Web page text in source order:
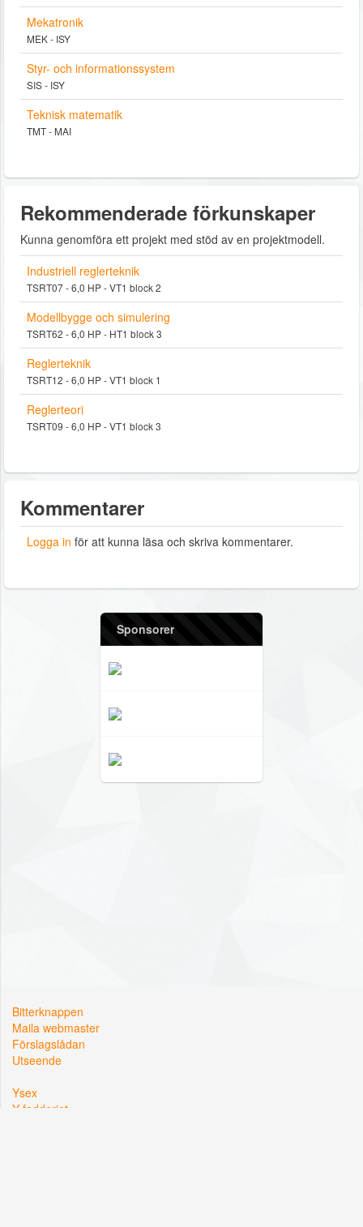
Mekatronik
MEK - ISY
Styr- och informationssystem
SIS - ISY
Teknisk matematik
TMT - MAI
Rekommenderade förkunskaper
Kunna genomföra ett projekt med stöd av en projektmodell.
Industriell reglerteknik
TSRT07 - 6,0 HP - VT1 block 2
Modellbygge och simulering
TSRT62 - 6,0 HP - HT1 block 3
Reglerteknik
TSRT12 - 6,0 HP - VT1 block 1
Reglerteori
TSRT09 - 6,0 HP - VT1 block 3
Kommentarer
Logga in för att kunna läsa och skriva kommentarer.
Sponsorer
Bitterknappen
Maila webmaster
Förslagslådan
Utseende
Ysex
Y-fadderiet